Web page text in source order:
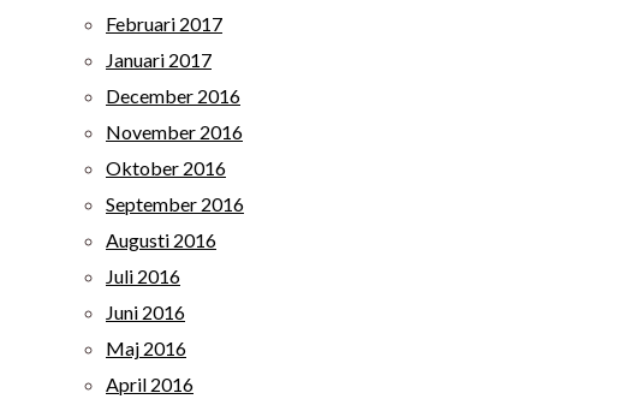
Februari 2017
Januari 2017
December 2016
November 2016
Oktober 2016
September 2016
Augusti 2016
Juli 2016
Juni 2016
Maj 2016
April 2016